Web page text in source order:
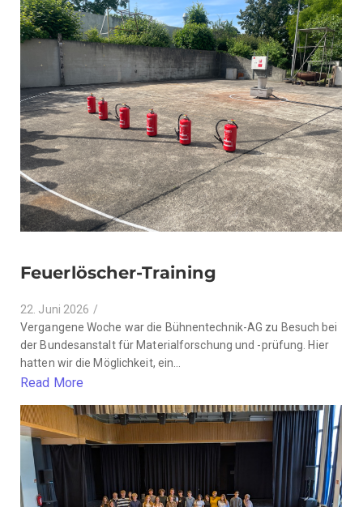
Feuerlöscher-Training
22. Juni 2026 /
Vergangene Woche war die Bühnentechnik-AG zu Besuch bei
der Bundesanstalt für Materialforschung und -prüfung. Hier
hatten wir die Möglichkeit, ein...
Read More